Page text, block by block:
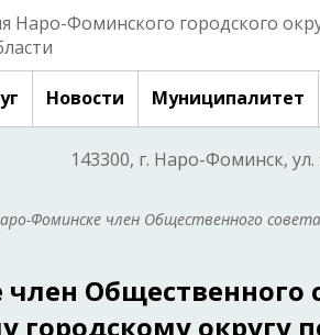
Наро-Фоминского городского
Новости Муниципалитет
143300, г. Наро-Фоминск,
Фоминске член Общественного
Общественного
городскому округу